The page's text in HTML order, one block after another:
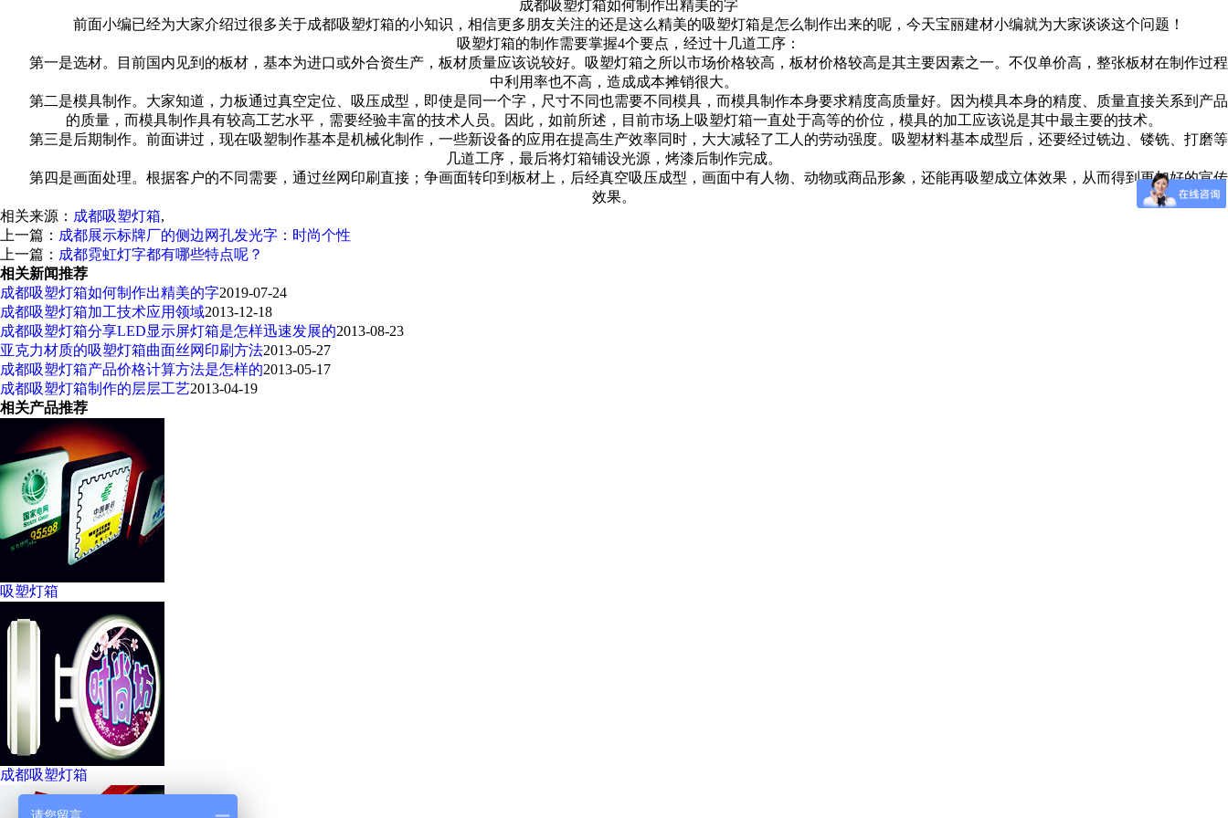
成都吸塑灯箱如何制作出精美的字
前面小编已经为大家介绍过很多关于成都吸塑灯箱的小知识，相信更多朋友关注的还是这么精美的吸塑灯箱是怎么制作出来的呢，今天宝丽建材小编就为大家谈谈这个问题！
吸塑灯箱的制作需要掌握4个要点，经过十几道工序：
第一是选材。目前国内见到的板材，基本为进口或外合资生产，板材质量应该说较好。吸塑灯箱之所以市场价格较高，板材价格较高是其主要因素之一。不仅单价高，整张板材在制作过程
中利用率也不高，造成成本摊销很大。
第二是模具制作。大家知道，力板通过真空定位、吸压成型，即使是同一个字，尺寸不同也需要不同模具，而模具制作本身要求精度高质量好。因为模具本身的精度、质量直接关系到产品
的质量，而模具制作具有较高工艺水平，需要经验丰富的技术人员。因此，如前所述，目前市场上吸塑灯箱一直处于高等的价位，模具的加工应该说是其中最主要的技术。
第三是后期制作。前面讲过，现在吸塑制作基本是机械化制作，一些新设备的应用在提高生产效率同时，大大减轻了工人的劳动强度。吸塑材料基本成型后，还要经过铣边、镂铣、打磨等
几道工序，最后将灯箱铺设光源，烤漆后制作完成。
第四是画面处理。根据客户的不同需要，通过丝网印刷直接；争画面转印到板材上，后经真空吸压成型，画面中有人物、动物或商品形象，还能再吸塑成立体效果，从而得到更加好的宣传
效果。
相关来源： 成都吸塑灯箱,
上一篇： 成都展示标牌厂的侧边网孔发光字：时尚个性
上一篇： 成都霓虹灯字都有哪些特点呢？
相关新闻推荐
成都吸塑灯箱如何制作出精美的字2019-07-24
成都吸塑灯箱加工技术应用领域2013-12-18
成都吸塑灯箱分享LED显示屏灯箱是怎样迅速发展的2013-08-23
亚克力材质的吸塑灯箱曲面丝网印刷方法2013-05-27
成都吸塑灯箱产品价格计算方法是怎样的2013-05-17
成都吸塑灯箱制作的层层工艺2013-04-19
相关产品推荐
吸塑灯箱
成都吸塑灯箱